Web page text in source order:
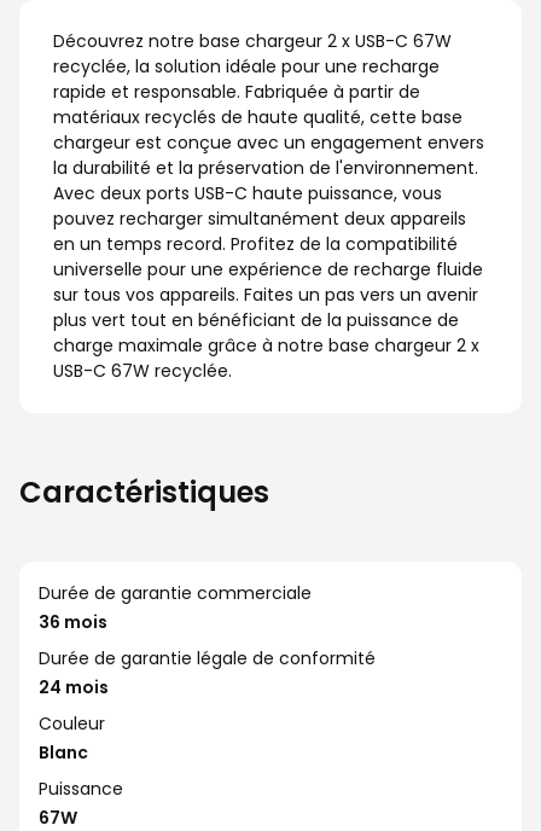
Découvrez notre base chargeur 2 x USB-C 67W
recyclée, la solution idéale pour une recharge
rapide et responsable. Fabriquée à partir de
matériaux recyclés de haute qualité, cette base
chargeur est conçue avec un engagement envers
la durabilité et la préservation de l'environnement.
Avec deux ports USB-C haute puissance, vous
pouvez recharger simultanément deux appareils
en un temps record. Profitez de la compatibilité
universelle pour une expérience de recharge fluide
sur tous vos appareils. Faites un pas vers un avenir
plus vert tout en bénéficiant de la puissance de
charge maximale grâce à notre base chargeur 2 x
USB-C 67W recyclée.
Caractéristiques
Durée de garantie commerciale
36 mois
Durée de garantie légale de conformité
24 mois
Couleur
Blanc
Puissance
67W